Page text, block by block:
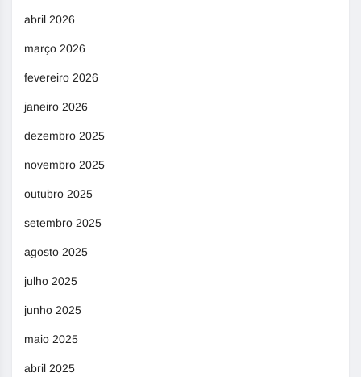
abril 2026
março 2026
fevereiro 2026
janeiro 2026
dezembro 2025
novembro 2025
outubro 2025
setembro 2025
agosto 2025
julho 2025
junho 2025
maio 2025
abril 2025